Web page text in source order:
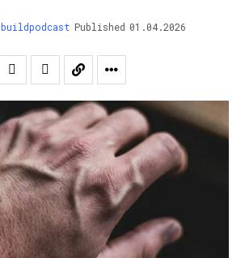
buildpodcast Published 01.04.2026